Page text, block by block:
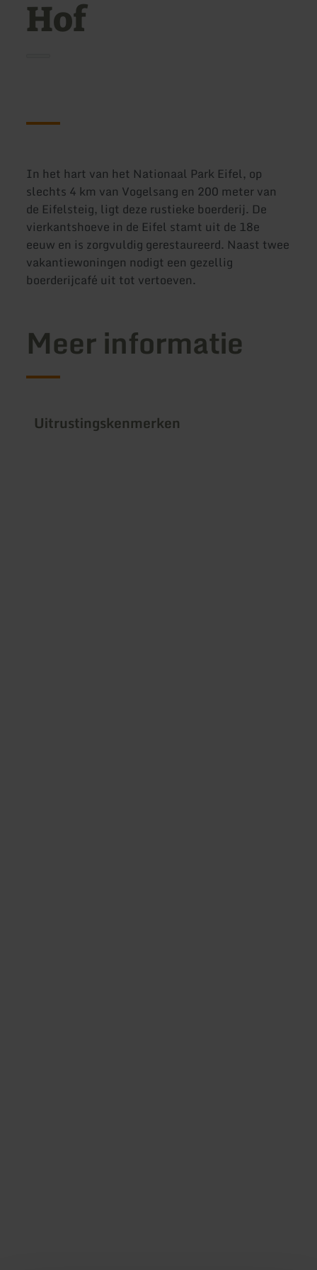
Hof
In het hart van het Nationaal Park Eifel, op
slechts 4 km van Vogelsang en 200 meter van
de Eifelsteig, ligt deze rustieke boerderij. De
vierkantshoeve in de Eifel stamt uit de 18e
eeuw en is zorgvuldig gerestaureerd. Naast twee
vakantiewoningen nodigt een gezellig
boerderijcafé uit tot vertoeven.
Meer informatie
Uitrustingskenmerken